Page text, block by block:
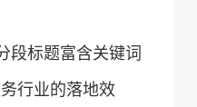
段标题富含关键词
务行业的落地效